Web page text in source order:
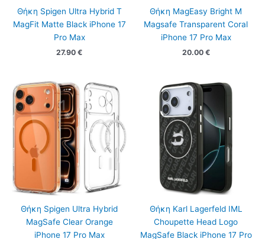
Θήκη Spigen Ultra Hybrid T
MagFit Matte Black iPhone 17
Pro Max
27.90 €
Θήκη MagEasy Bright M
Magsafe Transparent Coral
iPhone 17 Pro Max
20.00 €
Θήκη Spigen Ultra Hybrid
MagSafe Clear Orange
iPhone 17 Pro Max
Θήκη Karl Lagerfeld IML
Choupette Head Logo
MagSafe Black iPhone 17 Pro